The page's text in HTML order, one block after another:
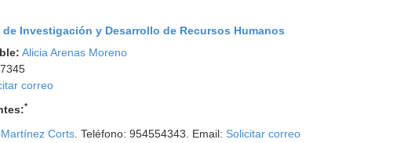
de Investigación y Desarrollo de Recursos Humanos
Alicia Arenas Moreno
correo
*
Corts . Teléfono: 954554343. Email: Solicitar correo